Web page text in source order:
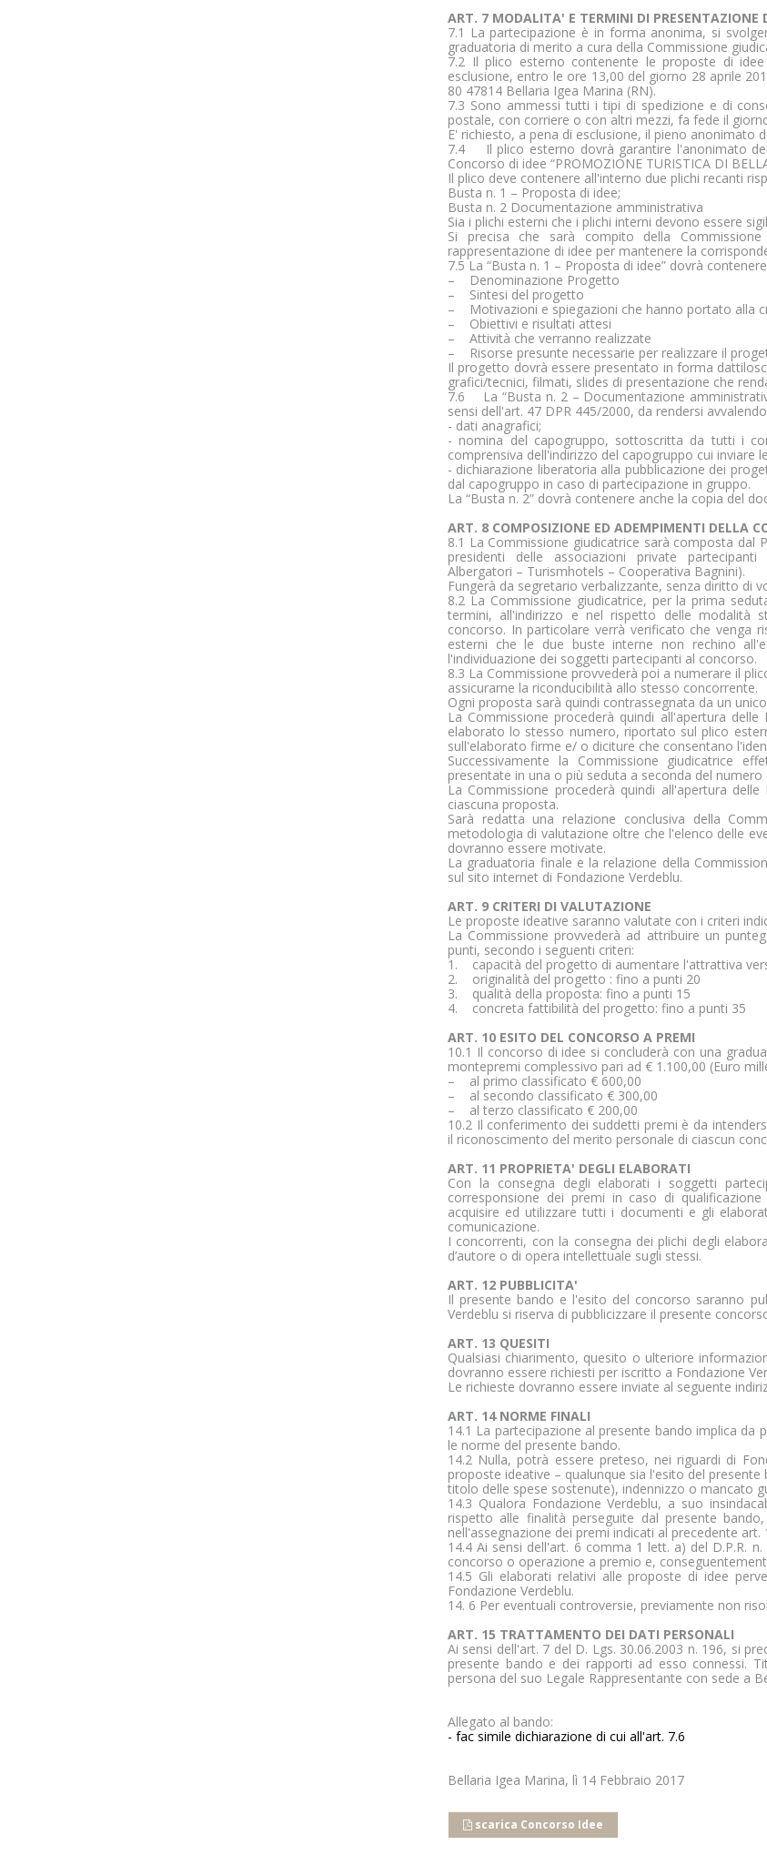
I cookie per il marketing vengono utilizzati per monitorare i visitatori nei siti
visualizzare annunci pertinenti e coinvolgenti per il singolo utente e quindi
ART. 7 MODALITA' E TERMINI DI PRESENTAZIONE
7.1 La partecipazione è in forma anonima, si
graduatoria di merito a cura della Commissione
7.2 Il plico esterno contenente le proposte di
esclusione, entro le ore 13,00 del giorno 28 aprile
80 47814 Bellaria Igea Marina (RN).
7.3 Sono ammessi tutti i tipi di spedizione e di
postale, con corriere o con altri mezzi, fa fede il
E' richiesto, a pena di esclusione, il pieno anonimato
7.4 Il plico esterno dovrà garantire l'anonimato
Concorso di idee “PROMOZIONE TURISTICA DI
Il plico deve contenere all'interno due plichi recanti
Busta n. 1 – Proposta di idee;
Busta n. 2 Documentazione amministrativa
Sia i plichi esterni che i plichi interni devono essere
Si precisa che sarà compito della
rappresentazione di idee per mantenere la
7.5 La “Busta n. 1 – Proposta di idee” dovrà
– Denominazione Progetto
– Sintesi del progetto
– Motivazioni e spiegazioni che hanno portato alla
– Obiettivi e risultati attesi
– Attività che verranno realizzate
– Risorse presunte necessarie per realizzare il
Il progetto dovrà essere presentato in forma
grafici/tecnici, filmati, slides di presentazione che
7.6 La “Busta n. 2 – Documentazione
sensi dell'art. 47 DPR 445/2000, da rendersi
- dati anagrafici;
- nomina del capogruppo, sottoscritta da tutti i
comprensiva dell'indirizzo del capogruppo cui inviare
- dichiarazione liberatoria alla pubblicazione dei
dal capogruppo in caso di partecipazione in gruppo.
La “Busta n. 2” dovrà contenere anche la copia del
ART. 8 COMPOSIZIONE ED ADEMPIMENTI DELLA
8.1 La Commissione giudicatrice sarà composta dal
presidenti delle associazioni private
Albergatori – Turismhotels – Cooperativa Bagnini).
Fungerà da segretario verbalizzante, senza diritto di
8.2 La Commissione giudicatrice, per la prima
termini, all'indirizzo e nel rispetto delle modalità
concorso. In particolare verrà verificato che venga
esterni che le due buste interne non rechino
l'individuazione dei soggetti partecipanti al concorso.
8.3 La Commissione provvederà poi a numerare il
assicurarne la riconducibilità allo stesso concorrente.
Ogni proposta sarà quindi contrassegnata da un
La Commissione procederà quindi all'apertura
elaborato lo stesso numero, riportato sul plico
sull'elaborato firme e/ o diciture che consentano
Successivamente la Commissione giudicatrice
presentate in una o più seduta a seconda del
La Commissione procederà quindi all'apertura
ciascuna proposta.
Sarà redatta una relazione conclusiva della
metodologia di valutazione oltre che l'elenco delle
dovranno essere motivate.
La graduatoria finale e la relazione della
sul sito internet di Fondazione Verdeblu.
ART. 9 CRITERI DI VALUTAZIONE
Le proposte ideative saranno valutate con i criteri
La Commissione provvederà ad attribuire un
punti, secondo i seguenti criteri:
1. capacità del progetto di aumentare l'attrattiva
2. originalità del progetto : fino a punti 20
3. qualità della proposta: fino a punti 15
4. concreta fattibilità del progetto: fino a punti 35
ART. 10 ESITO DEL CONCORSO A PREMI
10.1 Il concorso di idee si concluderà con una
montepremi complessivo pari ad € 1.100,00 (Euro
– al primo classificato € 600,00
– al secondo classificato € 300,00
– al terzo classificato € 200,00
10.2 Il conferimento dei suddetti premi è da
il riconoscimento del merito personale di ciascun
ART. 11 PROPRIETA' DEGLI ELABORATI
Con la consegna degli elaborati i soggetti
corresponsione dei premi in caso di
acquisire ed utilizzare tutti i documenti e gli
comunicazione.
I concorrenti, con la consegna dei plichi degli
d’autore o di opera intellettuale sugli stessi.
ART. 12 PUBBLICITA'
Il presente bando e l'esito del concorso saranno
Verdeblu si riserva di pubblicizzare il presente
ART. 13 QUESITI
Qualsiasi chiarimento, quesito o ulteriore
dovranno essere richiesti per iscritto a Fondazione
Le richieste dovranno essere inviate al seguente
ART. 14 NORME FINALI
14.1 La partecipazione al presente bando implica
le norme del presente bando.
14.2 Nulla, potrà essere preteso, nei riguardi di
proposte ideative – qualunque sia l'esito del
titolo delle spese sostenute), indennizzo o mancato
14.3 Qualora Fondazione Verdeblu, a suo
rispetto alle finalità perseguite dal presente
nell'assegnazione dei premi indicati al precedente art.
14.4 Ai sensi dell'art. 6 comma 1 lett. a) del D.P.R.
concorso o operazione a premio e,
14.5 Gli elaborati relativi alle proposte di idee
Fondazione Verdeblu.
14. 6 Per eventuali controversie, previamente non
ART. 15 TRATTAMENTO DEI DATI PERSONALI
Ai sensi dell'art. 7 del D. Lgs. 30.06.2003 n. 196, si
presente bando e dei rapporti ad esso connessi.
persona del suo Legale Rappresentante con sede a
Allegato al bando:
- fac simile dichiarazione di cui all'art. 7.6
Bellaria Igea Marina, lì 14 Febbraio 2017
scarica Concorso Idee